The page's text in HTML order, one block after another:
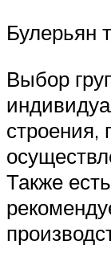
Булерьян
Выбор
строения,
Также